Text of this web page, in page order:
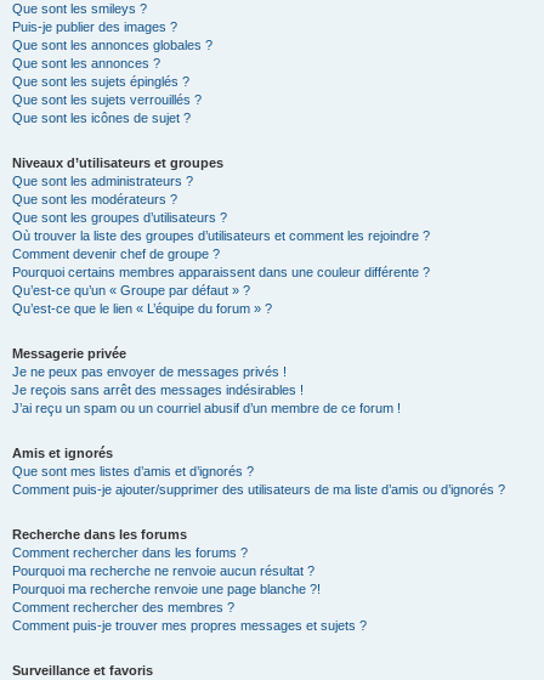
Que sont les smileys ?
Puis-je publier des images ?
Que sont les annonces globales ?
Que sont les annonces ?
Que sont les sujets épinglés ?
Que sont les sujets verrouillés ?
Que sont les icônes de sujet ?
Niveaux d’utilisateurs et groupes
Que sont les administrateurs ?
Que sont les modérateurs ?
Que sont les groupes d’utilisateurs ?
Où trouver la liste des groupes d’utilisateurs et comment les rejoindre ?
Comment devenir chef de groupe ?
Pourquoi certains membres apparaissent dans une couleur différente ?
Qu’est-ce qu’un « Groupe par défaut » ?
Qu’est-ce que le lien « L’équipe du forum » ?
Messagerie privée
Je ne peux pas envoyer de messages privés !
Je reçois sans arrêt des messages indésirables !
J’ai reçu un spam ou un courriel abusif d’un membre de ce forum !
Amis et ignorés
Que sont mes listes d’amis et d’ignorés ?
Comment puis-je ajouter/supprimer des utilisateurs de ma liste d’amis ou d’ignorés ?
Recherche dans les forums
Comment rechercher dans les forums ?
Pourquoi ma recherche ne renvoie aucun résultat ?
Pourquoi ma recherche renvoie une page blanche ?!
Comment rechercher des membres ?
Comment puis-je trouver mes propres messages et sujets ?
Surveillance et favoris